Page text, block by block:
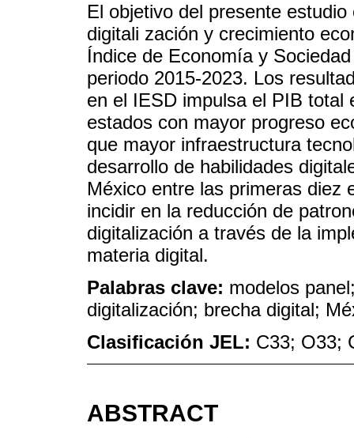
El objetivo del presente
digitali zación y crecimiento
Índice de Economía y
periodo 2015-2023. Los
en el IESD impulsa el PIB total
estados con mayor progreso
que mayor infraestructura
desarrollo de habilidades
México entre las primeras diez
incidir en la reducción de
digitalización a través de la
materia digital.
Palabras clave: modelos
digitalización; brecha digital;
Clasificación JEL: C33; O33;
ABSTRACT